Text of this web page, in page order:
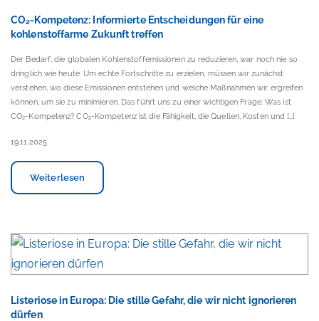
CO₂-Kompetenz: Informierte Entscheidungen für eine
kohlenstoffarme Zukunft treffen
Der Bedarf, die globalen Kohlenstoffemissionen zu reduzieren, war noch nie so
dringlich wie heute. Um echte Fortschritte zu erzielen, müssen wir zunächst
verstehen, wo diese Emissionen entstehen und welche Maßnahmen wir ergreifen
können, um sie zu minimieren. Das führt uns zu einer wichtigen Frage: Was ist
CO₂-Kompetenz? CO₂-Kompetenz ist die Fähigkeit, die Quellen, Kosten und […]
19.11.2025
Weiterlesen
Listeriose in Europa: Die stille Gefahr, die wir nicht ignorieren
dürfen